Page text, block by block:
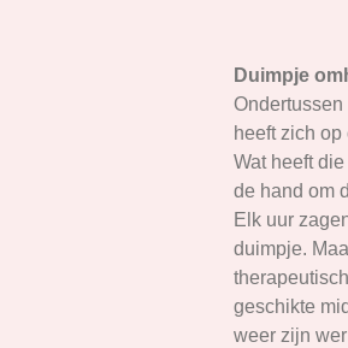
Duimpje
heeft zich
Wat heeft
de hand om
Elk uur
duimpje.
geschikte
weer zijn